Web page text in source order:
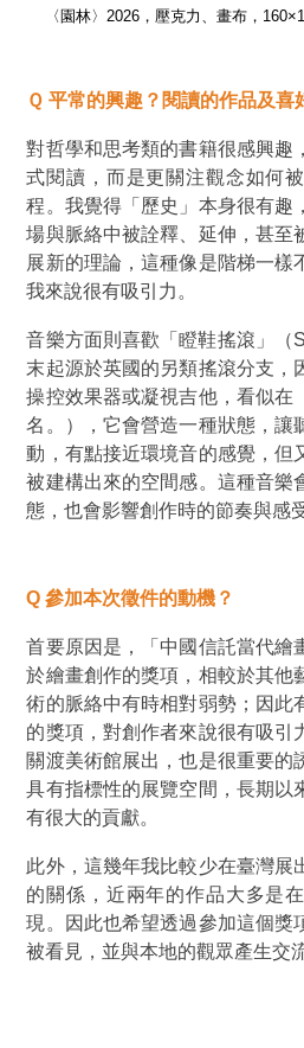
〈園林〉2026，壓克力、畫布，
Ｑ 平常的興趣？閱讀的作品及喜
對哲學和思考類的書籍很感興趣
式閱讀，而是更關注觀念如何
程。我覺得「歷史」本身很有趣
場與脈絡中被詮釋、延伸，甚至
展新的理論，這種像是階梯一樣
我來說很有吸引力。
音樂方面則喜歡 「瞪鞋搖滾」
末起源於英國的另類搖滾分支，
操控效果器或凝視吉他，看似在
名。
），它會營造一種狀態，讓
動，有點接近環境音的感覺，但
被建構出來的空間感。這種音樂
態，也會影響創作時的節奏與感
Q參加本次徵件的動機？
首要原因是，「中國信託當代繪
於繪畫創作的獎項，相較於其他
術的脈絡中有時相對弱勢；因此
的獎項，對創作者來說很有吸引
關渡美術館展出，也是很重要的
具有指標性的展覽空間，長期以
有很大的貢獻。
此外，這幾年我比較少在臺灣展
的關係，近兩年的作品大多是
現。因此也希望透過參加這個獎
被看見，並與本地的觀眾產生交